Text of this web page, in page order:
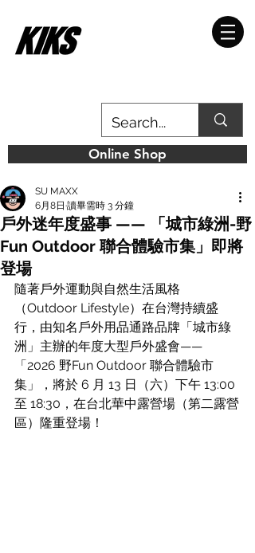
Online Shop
戶外迷年度盛事 —— 「城市綠洲-野
Fun Outdoor 聯合體驗市集」即將
登場
SU MAXX
6月8日 讀畢需時 3 分鐘
隨著戶外運動與自然生活風格
（Outdoor Lifestyle）在台灣持續盛
行，由知名戶外用品通路品牌「城市綠
洲」主辦的年度大型戶外盛會——
「2026 野Fun Outdoor 聯合體驗市
集」，將於 6 月 13 日（六）下午 13:00
至 18:30，在台北華中露營場（第二露營
區）隆重登場！